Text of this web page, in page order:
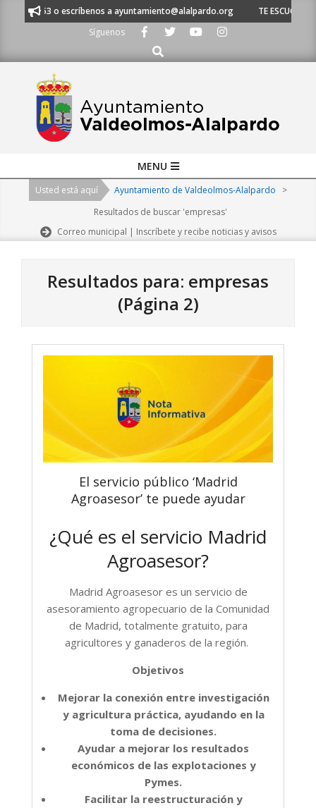
53 o escríbenos a ayuntamiento@alalpardo.org
TE ESCUCHAMOS -
Síguenos
Buscar
Navigation
MENU
Usted está aquí Ayuntamiento de Valdeolmos-Alalpardo
>
Resultados de buscar 'empresas'
Correo municipal | Inscríbete y recibe noticias y avisos
Resultados para: empresas
(Página 2)
El servicio público ‘Madrid
Agroasesor’ te puede ayudar
¿Qué es el servicio Madrid
Agroasesor?
Madrid Agroasesores un servicio de
asesoramiento agropecuario de la Comunidad
de Madrid, totalmente gratuito, para
agricultores y ganaderos de la región.
Objetivos
Mejorar la conexión entre investigación
y agricultura práctica, ayudando en la
toma de decisiones.
Ayudar a mejorar los resultados
económicos de las explotaciones y
Pymes.
Facilitar la reestructuración y